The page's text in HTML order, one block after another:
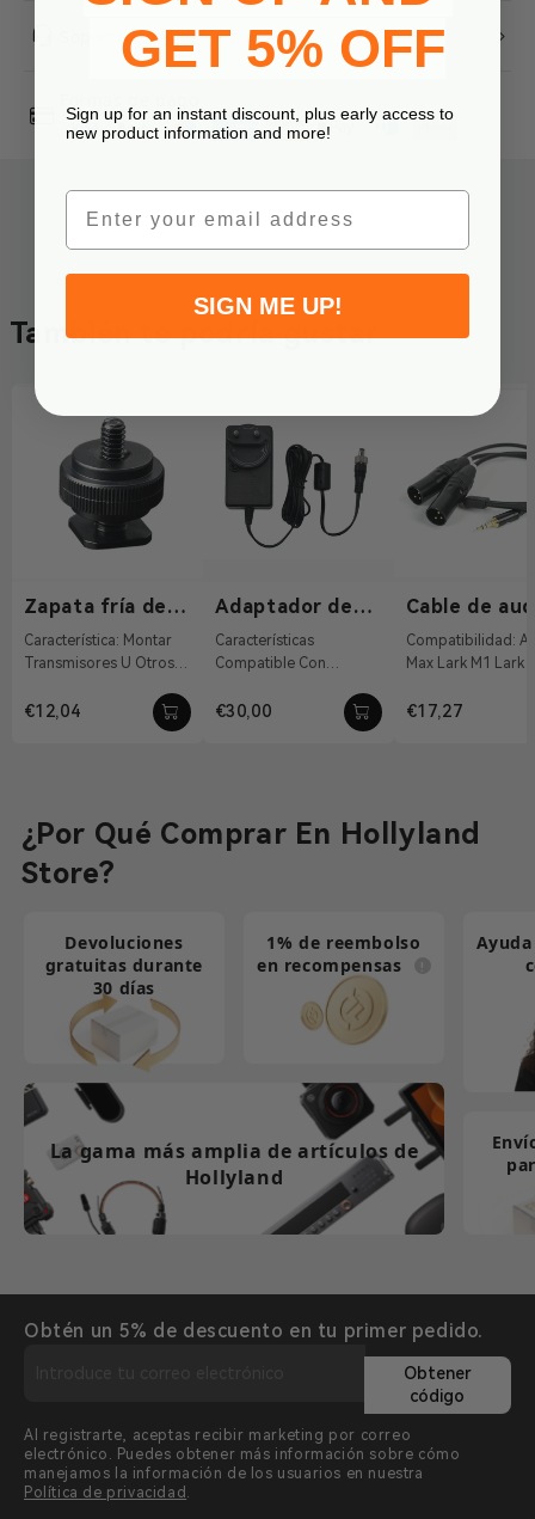
Soporte experto de productos
También te podría gustar
Zapata fría de
1/4"-20
Característica: Montar
Transmisores U Otros
Aleación De Alumi...
€12,04
Adaptador de
corriente CC de
12 V/2 A
Características
Compatible Con
Inalámbrico , Pyro S ,
Pyro H 12 VCC Con Co...
€30,00
Cable de
de 3,5 mm a
XLR
Compatibilidad: Alondra
Max Lark M1 Lark
Convierta La
€17,27
¿Por Qué Comprar En Hollyland
Store?
Devoluciones
gratuitas durante
30 días
1% de reembolso
en recompensas
La gama más amplia de artículos de
Hollyland
Obtén un 5% de descuento en tu primer pedido.
Obtener
código
Al registrarte, aceptas recibir marketing por correo
electrónico. Puedes obtener más información sobre cómo
manejamos la información de los usuarios en nuestra
Política de privacidad .
GET 5% OFF
Sign up for an instant discount, plus early access to
new product information and more!
Email
SIGN ME UP!